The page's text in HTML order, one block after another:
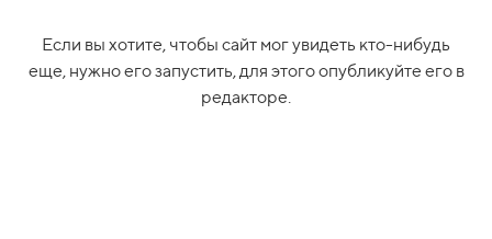
Если вы хотите, чтобы сайт мог увидеть кто-нибудь
еще, нужно его запустить, для этого опубликуйте его в
редакторе.